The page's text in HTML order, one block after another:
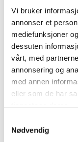
Vi bruker
annonser et
mediefunksjoner
dessuten
vårt, med
annonsering og
med annen
eller som de har
Nødvendig
Cabin filter with
Technical
Length
Height